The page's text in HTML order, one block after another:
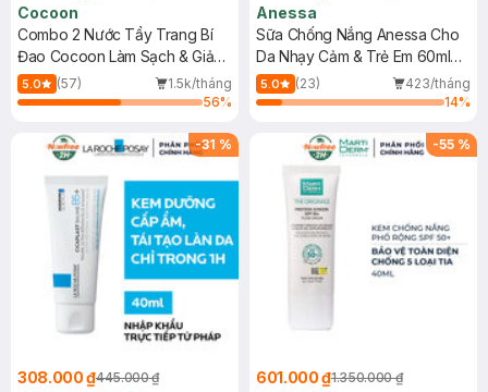
Cocoon
Combo 2 Nước Tẩy Trang Bí
Đao Cocoon Làm Sạch & Giảm
Dầu 500ml
5.0 (57)
1.5k/tháng
56%
Anessa
Sữa Chống Nắng Anessa Cho
Da Nhạy Cảm & Trẻ Em 60ml
(Mới)
5.0 (23)
423/tháng
14%
-31 %
308.000 ₫445.000 ₫
-55 %
601.000 ₫1.350.000 ₫